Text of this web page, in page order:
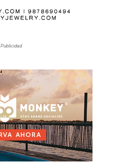
Publicidad